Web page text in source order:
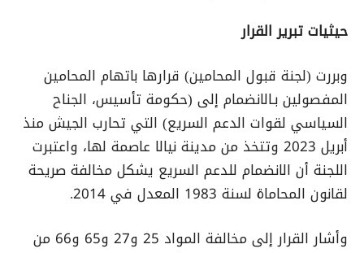
حيثيات تبرير القرار
وبررت (لجنة قبول المحامين) قرارها باتهام المحامين
المفصولين بـالانضمام إلى (حكومة تأسيس، الجناح
السياسي لقوات الدعم السريع) التي تحارب الجيش منذ
أبريل 2023 وتتخذ من مدينة نيالا عاصمة لها، واعتبرت
اللجنة أن الانضمام للدعم السريع يشكل مخالفة صريحة
لقانون المحاماة لسنة 1983 المعدل في 2014.
وأشار القرار إلى مخالفة المواد 25 و27 و65 و66 من